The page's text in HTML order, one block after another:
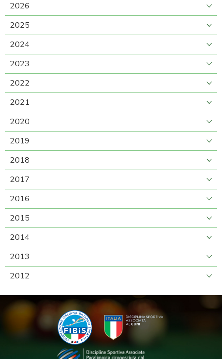
2026
2025
2024
2023
2022
2021
2020
2019
2018
2017
2016
2015
2014
2013
2012